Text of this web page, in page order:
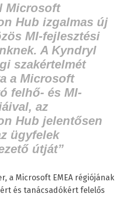
Microsoft
Hub izgalmas új
MI-fejlesztési
A Kyndryl
szakértelmét
a Microsoft
felhő- és MI-
az
Hub jelentősen
ügyfelek
útját”
a Microsoft EMEA régiójának
és tanácsadókért felelős